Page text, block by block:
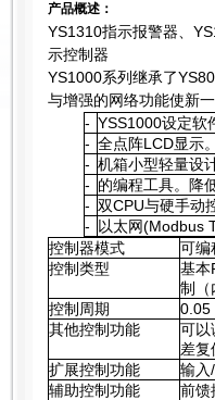
产品概述：
YS1310指示报警器、
示控制器
YS1000系列继承了
与增强的网络功能使新
- YSS1000设定软
- 全点阵LCD显示
- 机箱小型轻量设
- 的编程工具。降
- 双CPU与硬手动
-
以太网(Modbus
控制器模式
可编
控制类型
基本
制（
控制周期
0.05
其他控制功能
可以
差复
扩展控制功能
输入
辅助控制功能
前馈